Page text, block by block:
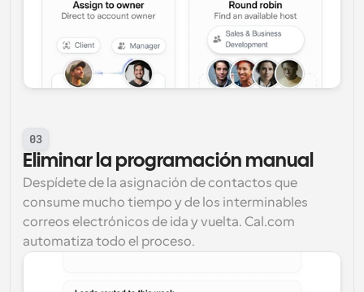
03
Eliminar la programación manual
Despídete de la asignación de contactos que
consume mucho tiempo y de los interminables
correos electrónicos de ida y vuelta. Cal.com
automatiza todo el proceso.